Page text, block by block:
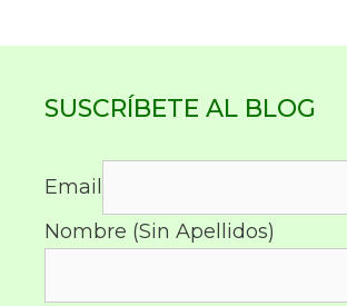
SUSCRÍBETE AL BLOG
Email
Nombre (Sin Apellidos)